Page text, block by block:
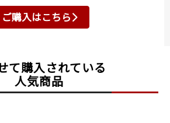
ご購入はこちら
て購入されている
人気商品